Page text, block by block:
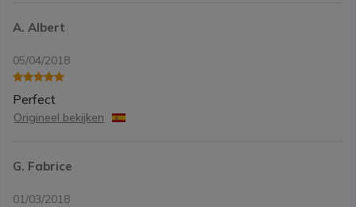
A. Albert
05/04/2018
Perfect
Origineel bekijken
G. Fabrice
01/03/2018